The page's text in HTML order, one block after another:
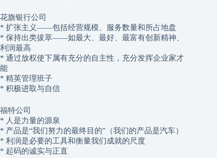
花旗银行公司
* 扩张主义——包括经营规模、服务数量和所占地盘
* 保持出类拔萃——如最大、最好、最富有创新精神、
利润最高
* 通过放权使下属有充分的自主性，充分发挥企业家才
能
* 精英管理班子
* 积极进取与自信
福特公司
* 人是力量的源泉
* 产品是“我们努力的最终目的”（我们的产品是汽车）
* 利润是必要的工具和衡量我们成就的尺度
* 起码的诚实与正直